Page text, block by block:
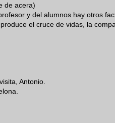
de acera)
y del alumnos hay otros
el cruce de vidas, la
Antonio.